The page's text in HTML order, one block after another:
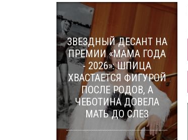
ЗВЕЗДНЫЙ ДЕСАНТ НА
ПРЕМИИ «МАМА ГОДА
- 2026»: ШПИЦА
ХВАСТАЕТСЯ ФИГУРОЙ
ПОСЛЕ РОДОВ, А
ЧЕБОТИНА ДОВЕЛА
МАТЬ ДО СЛЕЗ